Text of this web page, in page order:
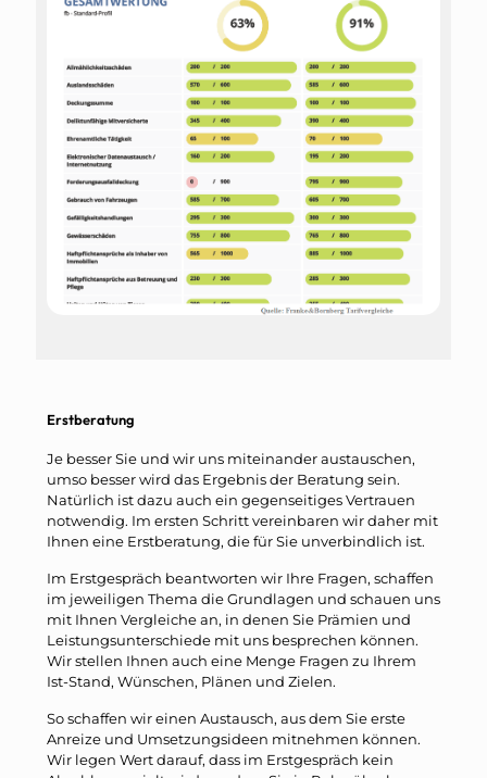
Erstberatung
Je besser Sie und wir uns miteinander austauschen,
umso besser wird das Ergebnis der Beratung sein.
Natürlich ist dazu auch ein gegenseitiges Vertrauen
notwendig. Im ersten Schritt vereinbaren wir daher mit
Ihnen eine Erstberatung, die für Sie unverbindlich ist.
Im Erstgespräch beantworten wir Ihre Fragen, schaffen
im jeweiligen Thema die Grundlagen und schauen uns
mit Ihnen Vergleiche an, in denen Sie Prämien und
Leistungsunterschiede mit uns besprechen können.
Wir stellen Ihnen auch eine Menge Fragen zu Ihrem
Ist-Stand, Wünschen, Plänen und Zielen.
So schaffen wir einen Austausch, aus dem Sie erste
Anreize und Umsetzungsideen mitnehmen können.
Wir legen Wert darauf, dass im Erstgespräch kein